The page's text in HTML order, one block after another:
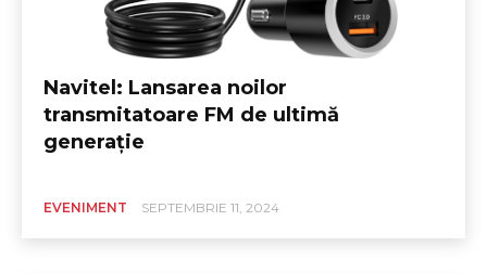
Navitel: Lansarea noilor
transmitatoare FM de ultimă
generație
EVENIMENT SEPTEMBRIE 11, 2024